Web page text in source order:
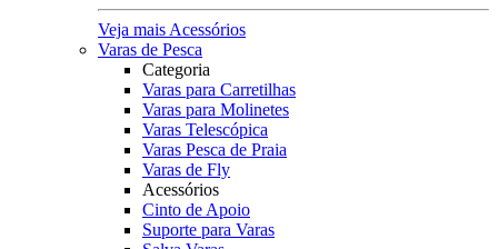
Veja mais Acessórios
Varas de Pesca
Categoria
Varas para Carretilhas
Varas para Molinetes
Varas Telescópica
Varas Pesca de Praia
Varas de Fly
Acessórios
Cinto de Apoio
Suporte para Varas